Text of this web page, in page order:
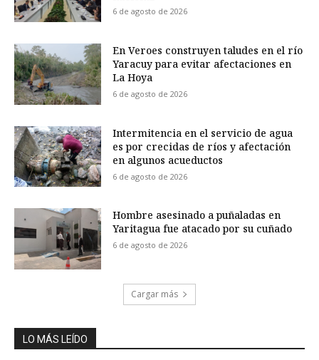
6 de agosto de 2026
En Veroes construyen taludes en el río
Yaracuy para evitar afectaciones en
La Hoya
6 de agosto de 2026
Intermitencia en el servicio de agua
es por crecidas de ríos y afectación
en algunos acueductos
6 de agosto de 2026
Hombre asesinado a puñaladas en
Yaritagua fue atacado por su cuñado
6 de agosto de 2026
Cargar más
LO MÁS LEÍDO